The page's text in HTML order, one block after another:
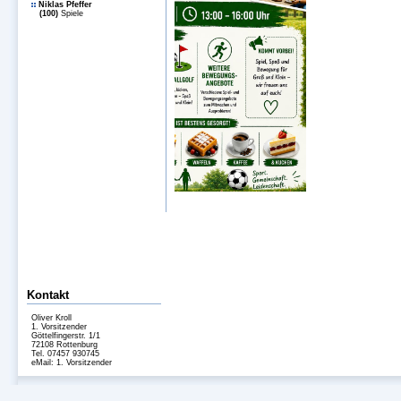
Niklas Pfeffer
(100) Spiele
Kontakt
Oliver Kroll
1. Vorsitzender
Göttelfingerstr. 1/1
72108 Rottenburg
Tel. 07457 930745
eMail: 1. Vorsitzender